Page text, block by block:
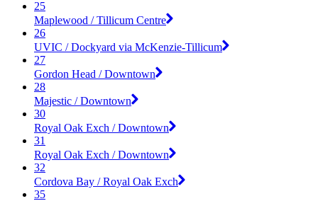
25
Maplewood / Tillicum Centre
26
UVIC / Dockyard via McKenzie-Tillicum
27
Gordon Head / Downtown
28
Majestic / Downtown
30
Royal Oak Exch / Downtown
31
Royal Oak Exch / Downtown
32
Cordova Bay / Royal Oak Exch
35